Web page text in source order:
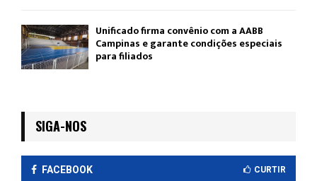
Unificado firma convênio com a AABB
Campinas e garante condições especiais
para filiados
SIGA-NOS
FACEBOOK CURTIR